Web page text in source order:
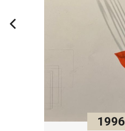
1996